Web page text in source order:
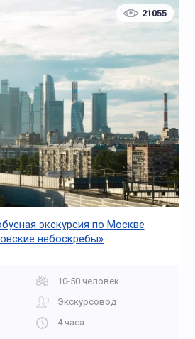
21055
экскурсия по Москве
небоскребы»
10-50 человек
Экскурсовод
4 часа